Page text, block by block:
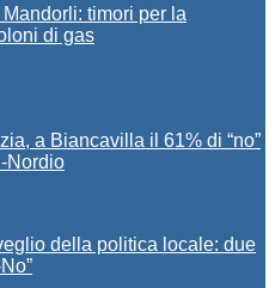
timori per la
di gas
a Biancavilla il 61% di “no”
Nordio
della politica locale: due